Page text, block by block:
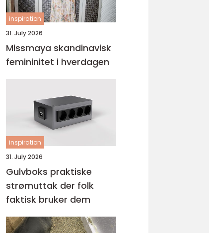
inspiration
31. July 2026
Missmaya skandinavisk
femininitet i hverdagen
inspiration
31. July 2026
Gulvboks praktiske
strømuttak der folk
faktisk bruker dem